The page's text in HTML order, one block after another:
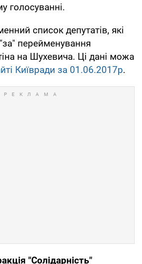
голосуванні.
список депутатів, які
перейменування
на Шухевича. Ці дані можа
Київради за 01.06.2017р.
"Солідарність"